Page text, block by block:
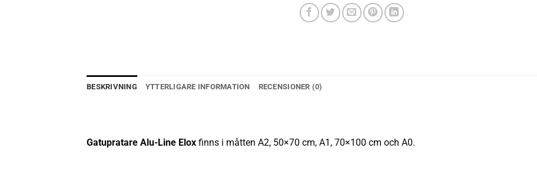
BESKRIVNING YTTERLIGARE INFORMATION RECENSIONER (0)
Gatupratare Alu-Line Elox finns i måtten A2, 50×70 cm, A1, 70×100 cm och A0.